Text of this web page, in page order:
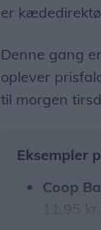
er
Denne gang
oplever
til morgen
Eksempler
Coop
11,95